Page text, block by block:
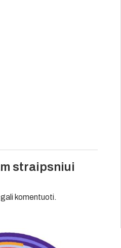
straipsniui
komentuoti.